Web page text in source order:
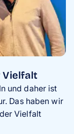
Vielfalt
und daher ist
Das haben wir
Vielfalt